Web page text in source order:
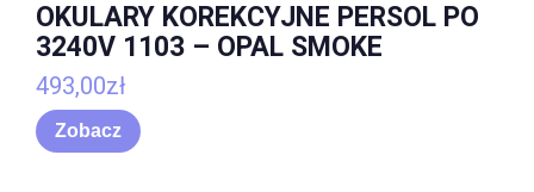
OKULARY KOREKCYJNE PERSOL PO
3240V 1103 – OPAL SMOKE
493,00zł
Zobacz